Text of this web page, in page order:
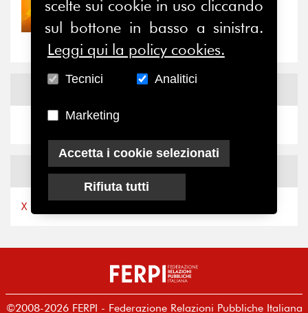
Nove anni dopo la
“grande cecità”: la...
NewsFacebook
NewsX
X by Ferpi2puntozero
©2008-2026 FERPI - Federazione Relazioni Pubbliche Italiana
scelte sui cookie in uso cliccando
sul bottone in basso a sinistra.
Leggi qui la policy cookies.
Tecnici Analitici
Marketing
Accetta i cookie selezionati
Rifiuta tutti